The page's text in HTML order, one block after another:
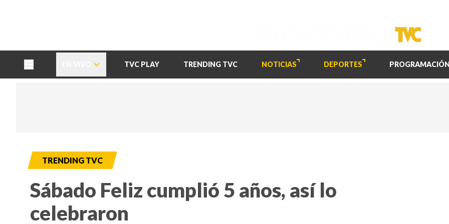
TVC PLAY TRENDING TVC NOTICIAS DEPORTES PROGRAMACIÓN
TRENDING TVC
Sábado Feliz cumplió 5 años, así lo
celebraron